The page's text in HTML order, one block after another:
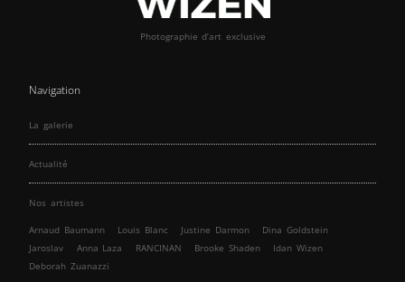
Photographie d’art exclusive
Navigation
La galerie
Actualité
Nos artistes
Arnaud Baumann Louis Blanc Justine Darmon
Dina Goldstein
Jaroslav
Anna Laza RANCINAN Brooke Shaden
Idan Wizen
Deborah Zuanazzi